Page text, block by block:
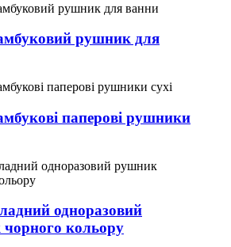
рушник для
паперові рушники
одноразовий
кольору